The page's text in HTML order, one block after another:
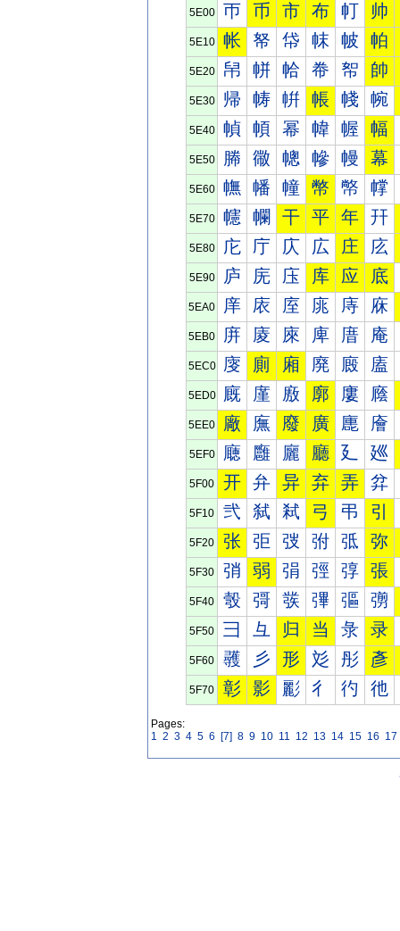
5E00 帀 币 市 布 帄 帅
5E10 帐 帑 帒 帓 帔 帕
5E20 帠 帡 帢 帣 帤 帥
5E30 帰 帱 帲 帳 帴 帵
5E40 幀 幁 幂 幃 幄 幅
5E50 幐 幑 幒 幓 幔 幕
5E60 幠 幡 幢 幣 幤 幥
5E70 幰 幱 干 平 年 幵
5E80 庀 庁 庂 広 庄 庅
5E90 庐 庑 庒 库 应 底
5EA0 庠 庡 庢 庣 庤 庥
5EB0 庰 庱 庲 庳 庴 庵
5EC0 廀 廁 廂 廃 廄 廅
5ED0 廐 廑 廒 廓 廔 廕
5EE0 廠 廡 廢 廣 廤 廥
5EF0 廰 廱 廲 廳 廴 廵
5F00 开 弁 异 弃 弄 弅
5F10 弐 弑 弒 弓 弔 引
5F20 张 弡 弢 弣 弤 弥
5F30 弰 弱 弲 弳 弴 張
5F40 彀 彁 彂 彃 彄 彅
5F50 彐 彑 归 当 彔 录
5F60 彠 彡 形 彣 彤 彥
5F70 彰 影 彲 彳 彴 彵
Pages:
1 2 3 4 5 6 [7] 8 9 10 11 12 13 14 15 16 17